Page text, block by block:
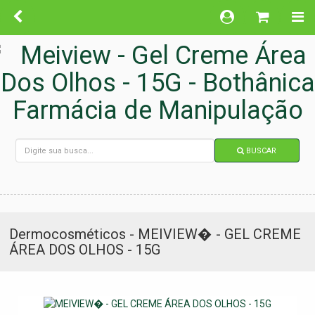
BUSCAR
Dermocosméticos - MEIVIEW� - GEL CREME
ÁREA DOS OLHOS - 15G